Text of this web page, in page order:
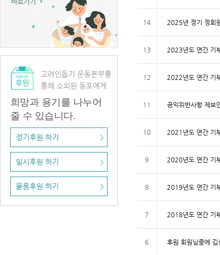
고려인돕기 운동본부를
통해 소외된 동포에게
희망과 용기를 나누어
줄 수 있습니다.
정기후원 하기 >
일시후원 하기 >
물품후원 하기 >
14 2025년 정기 정회
13 2023년도 연간 기
12 2022년도 연간 기
11 공익위반사항 제보
10 2021년도 연간 기
9 2020년도 연간 기
8 2019년도 연간 기
7 2018년도 연간 기
6 후원 회원님중에